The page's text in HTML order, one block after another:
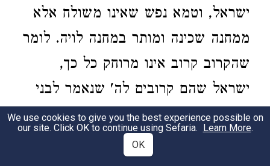
ישראל, וטמא נפש שאינו משולח אלא
ממחנה שכינה ומותר במחנה לויה. לומר
שהקרוב קרוב אינו מרוחק כל כך,
ישראל שהם קרובים לה' שנאמר לבני
ישראל עם קרובו אע"פ שגרמה עונותינו
ונתרחקנו מעל אדמתנו עכ"ז אין הריחוק
We use cookies to give you the best experience possible on
our site. Click OK to continue using Sefaria. Learn More.
OK